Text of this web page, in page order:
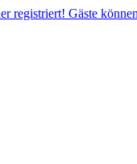
registriert! Gäste